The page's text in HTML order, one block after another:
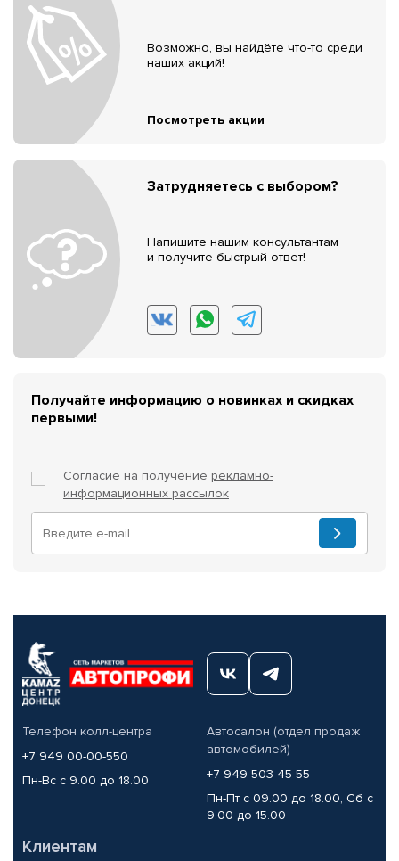
Возможно, вы найдёте что-то среди
наших акций!
Посмотреть акции
Затрудняетесь с выбором?
Напишите нашим консультантам
и получите быстрый ответ!
Получайте информацию о новинках и скидках
первыми!
Согласие на получение рекламно-
информационных рассылок
Телефон колл-центра
+7 949 00-00-550
Пн-Вс с 9.00 до 18.00
Автосалон (отдел продаж
автомобилей)
+7 949 503-45-55
Пн-Пт с 09.00 до 18.00, Сб с
9.00 до 15.00
Клиентам